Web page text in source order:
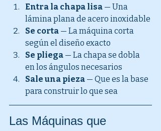
Entra la chapa lisa — Una
lámina plana de acero inoxidable
Se corta — La máquina corta
según el diseño exacto
Se pliega — La chapa se dobla
en los ángulos necesarios
Sale una pieza — Que es la base
para construir lo que sea
Las Máquinas que